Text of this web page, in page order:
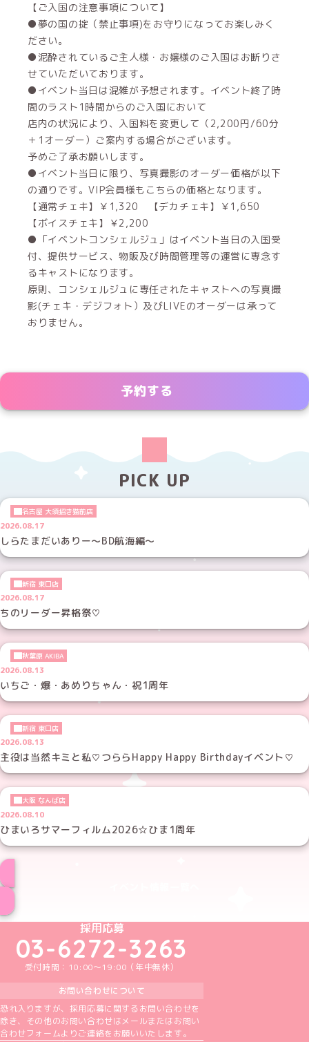
【ご入国の注意事項について】
●夢の国の掟（禁止事項)をお守りになってお楽しみく
ださい。
●泥酔されているご主人様・お嬢様のご入国はお断りさ
せていただいております。
●イベント当日は混雑が予想されます。イベント終了時
間のラスト1時間からのご入国において
店内の状況により、入国料を変更して（2,200円/60分
＋1オーダー）ご案内する場合がございます。
予めご了承お願いします。
●イベント当日に限り、写真撮影のオーダー価格が以下
の通りです。VIP会員様もこちらの価格となります。
【通常チェキ】￥1,320 【デカチェキ】￥1,650
【ボイスチェキ】￥2,200
●「イベントコンシェルジュ」はイベント当日の入国受
付、提供サービス、物販及び時間管理等の運営に専念す
るキャストになります。
原則、コンシェルジュに専任されたキャストへの写真撮
影(チェキ・デジフォト）及びLIVEのオーダーは承って
おりません。
予約する
PICK UP
名古屋 大須招き猫前店
2026.08.17
しらたまだいありー～BD航海編～
新宿 東口店
2026.08.17
ちのリーダー昇格祭♡
秋葉原 AKIBA
2026.08.13
いちご・爆・あめりちゃん・祝1周年
新宿 東口店
2026.08.13
主役は当然キミと私♡つららHappy Happy Birthdayイベント♡
大阪 なんば店
2026.08.10
ひまいろサマーフィルム2026☆ひま1周年
めいどりーみんTikTok公式アカウント
めいどりーみんX公式アカウント
めいどりーみんInstagram公式アカウント
めいどりーみんFacebook公式アカウン
めいどりーみんYouTube公式アカ
採用応募
03-6272-3263
受付時間：10:00～19:00（年中無休）
お問い合わせについて
恐れ入りますが、採用応募に関するお問い合わせを
除き、その他のお問い合わせはメールまたはお問い
合わせフォームよりご連絡をお願いいたします。